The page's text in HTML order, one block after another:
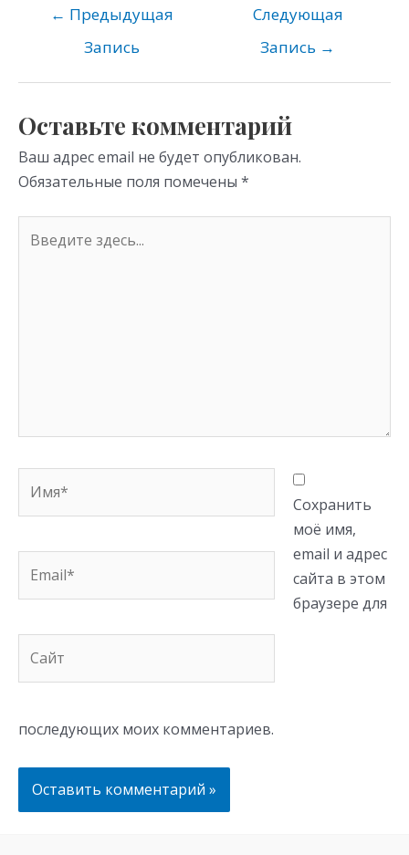
o
kl
as
ni
ki
gr
a
m p
← Предыдущая
Запись
Следующая
Запись →
Оставьте комментарий
Ваш адрес email не будет опубликован.
Обязательные поля помечены *
здесь...
Сохранить
моё имя,
email и адрес
сайта в этом
браузере для
последующих моих комментариев.